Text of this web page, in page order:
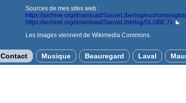
Sources de mes sites web :
https://archive.org/download/SauveLiberlog/
https://archive.org/download/SauveLiberlog/GLOBE.7z
Les images viennent de Wikimedia Commons.
Contact Musique Beauregard Laval